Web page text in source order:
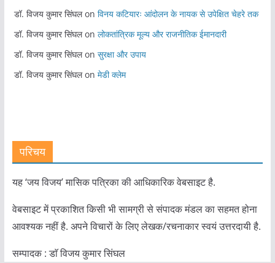
डॉ. विजय कुमार सिंघलon विनय कटियारः आंदोलन के नायक से उपेक्षित चेहरे तक
डॉ. विजय कुमार सिंघलon लोकतांत्रिक मूल्य और राजनीतिक ईमानदारी
डॉ. विजय कुमार सिंघलon सुरक्षा और उपाय
डॉ. विजय कुमार सिंघलon मेडी क्लेम
परिचय
यह ‘जय विजय’ मासिक पत्रिका की आधिकारिक वेबसाइट है.
वेबसाइट में प्रकाशित किसी भी सामग्री से संपादक मंडल का सहमत होना
आवश्यक नहीं है. अपने विचारों के लिए लेखक/रचनाकार स्वयं उत्तरदायी है.
सम्पादक : डाॅ विजय कुमार सिंघल